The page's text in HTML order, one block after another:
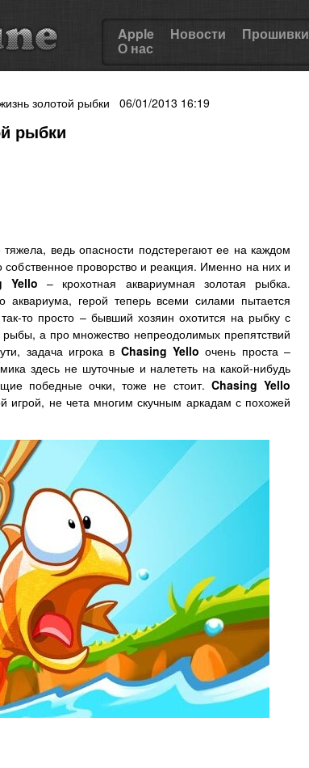
Apple Новости Прошивки
О нас
золотой рыбки 06/01/2013 16:19
рыбки
ведь опасности подстерегают ее на каждом
собственное проворство и реакция. Именно на них и
Yello – крохотная аквариумная золотая рыбка.
аквариума, герой теперь всеми силами пытается
то просто – бывший хозяин охотится на рыбку с
а про множество непреодолимых препятствий
задача игрока в Chasing Yello очень проста –
здесь не шуточные и налететь на какой-нибудь
победные очки, тоже не стоит. Chasing Yello
игрой, не чета многим скучным аркадам с похожей